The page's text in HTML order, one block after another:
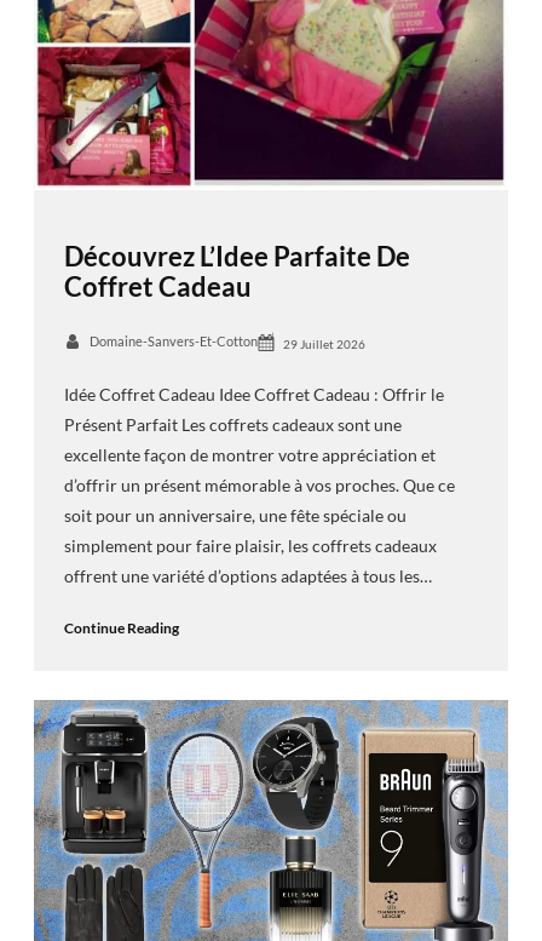
Découvrez L’Idee Parfaite De
Coffret Cadeau
Domaine-Sanvers-Et-Cotton 29 Juillet 2026
Idée Coffret Cadeau Idee Coffret Cadeau : Offrir le
Présent Parfait Les coffrets cadeaux sont une
excellente façon de montrer votre appréciation et
d’offrir un présent mémorable à vos proches. Que ce
soit pour un anniversaire, une fête spéciale ou
simplement pour faire plaisir, les coffrets cadeaux
offrent une variété d’options adaptées à tous les…
Continue Reading